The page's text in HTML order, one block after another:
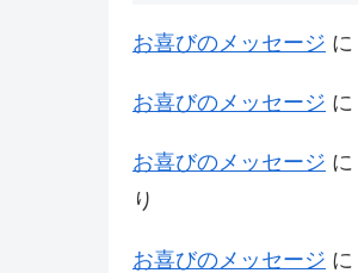
お喜びのメッセージ に
お喜びのメッセージ に
お喜びのメッセージ に
り
お喜びのメッセージ に